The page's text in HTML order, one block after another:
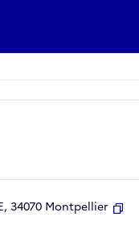
34070 Montpellier